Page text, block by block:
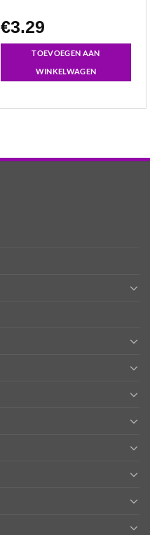
€3.29
TOEVOEGEN AAN
WINKELWAGEN